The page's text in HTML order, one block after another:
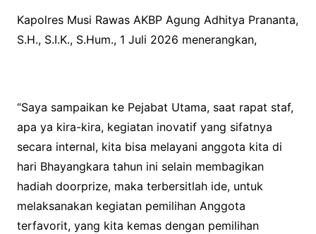
Kapolres Musi Rawas AKBP Agung Adhitya Prananta,
S.H., S.I.K., S.Hum., 1 Juli 2026 menerangkan,
“Saya sampaikan ke Pejabat Utama, saat rapat staf,
apa ya kira-kira, kegiatan inovatif yang sifatnya
secara internal, kita bisa melayani anggota kita di
hari Bhayangkara tahun ini selain membagikan
hadiah doorprize, maka terbersitlah ide, untuk
melaksanakan kegiatan pemilihan Anggota
terfavorit, yang kita kemas dengan pemilihan